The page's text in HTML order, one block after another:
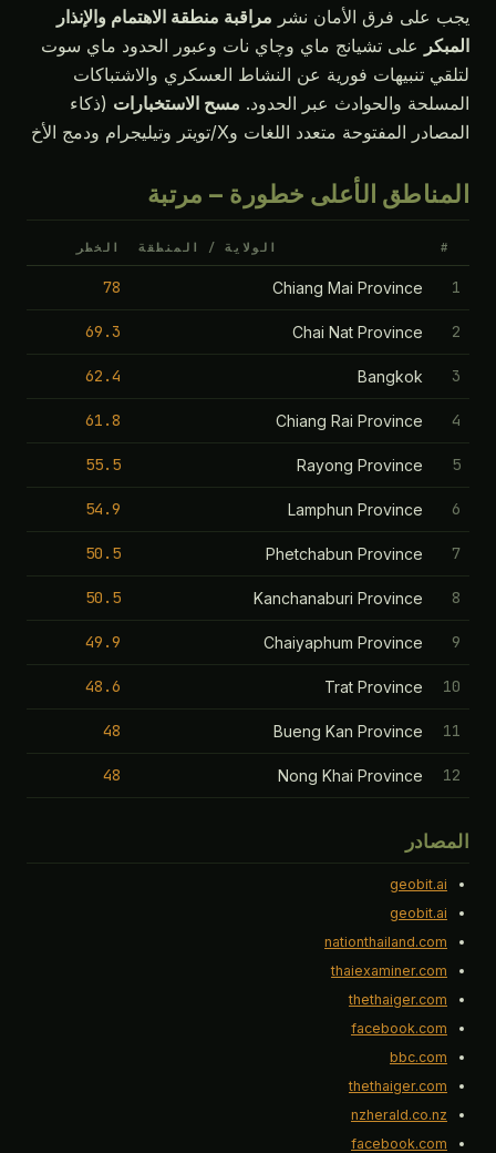
يجب على فرق الأمان نشر مراقبة منطقة الاهتمام والإنذار
المبكر على تشيانج ماي وچاي نات وعبور الحدود ماي سوت
لتلقي تنبيهات فورية عن النشاط العسكري والاشتباكات
المسلحة والحوادث عبر الحدود. مسح الاستخبارات (ذكاء
المصادر المفتوحة متعدد اللغات وX/تويتر وتيليجرام ودمج الأخ
المناطق الأعلى خطورة — مرتبة
# الولاية / المنطقة الخطر
1
Chiang Mai Province
78
2
Chai Nat Province
69.3
3
Bangkok
62.4
4
Chiang Rai Province
61.8
5
Rayong Province
55.5
6
Lamphun Province
54.9
7
Phetchabun Province
50.5
8
Kanchanaburi Province
50.5
9
Chaiyaphum Province
49.9
10
Trat Province
48.6
11
Bueng Kan Province
48
12
Nong Khai Province
48
المصادر
geobit.ai
geobit.ai
nationthailand.com
thaiexaminer.com
thethaiger.com
facebook.com
bbc.com
thethaiger.com
nzherald.co.nz
facebook.com